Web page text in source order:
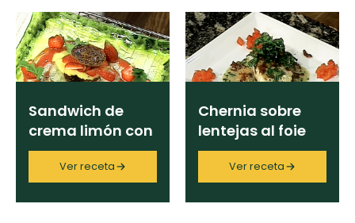
mi Papá
Key Lime Pie
Galletas con
Chispas de
Chocolate
Raspaditas
Mendocinas
30 min
Todas las
recetas
15' 25' 35' +35'
Ingrediente
Sandwich de
crema limón con
frutillas
Ver receta
Chernia sobre
lentejas al foie
gras
Ver receta